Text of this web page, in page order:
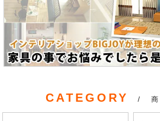
CATEGORY / 商